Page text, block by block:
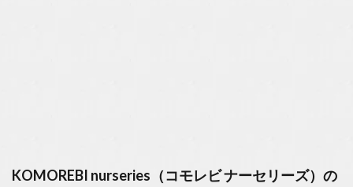
KOMOREBI nurseries（コモレビ ナーセリーズ）の